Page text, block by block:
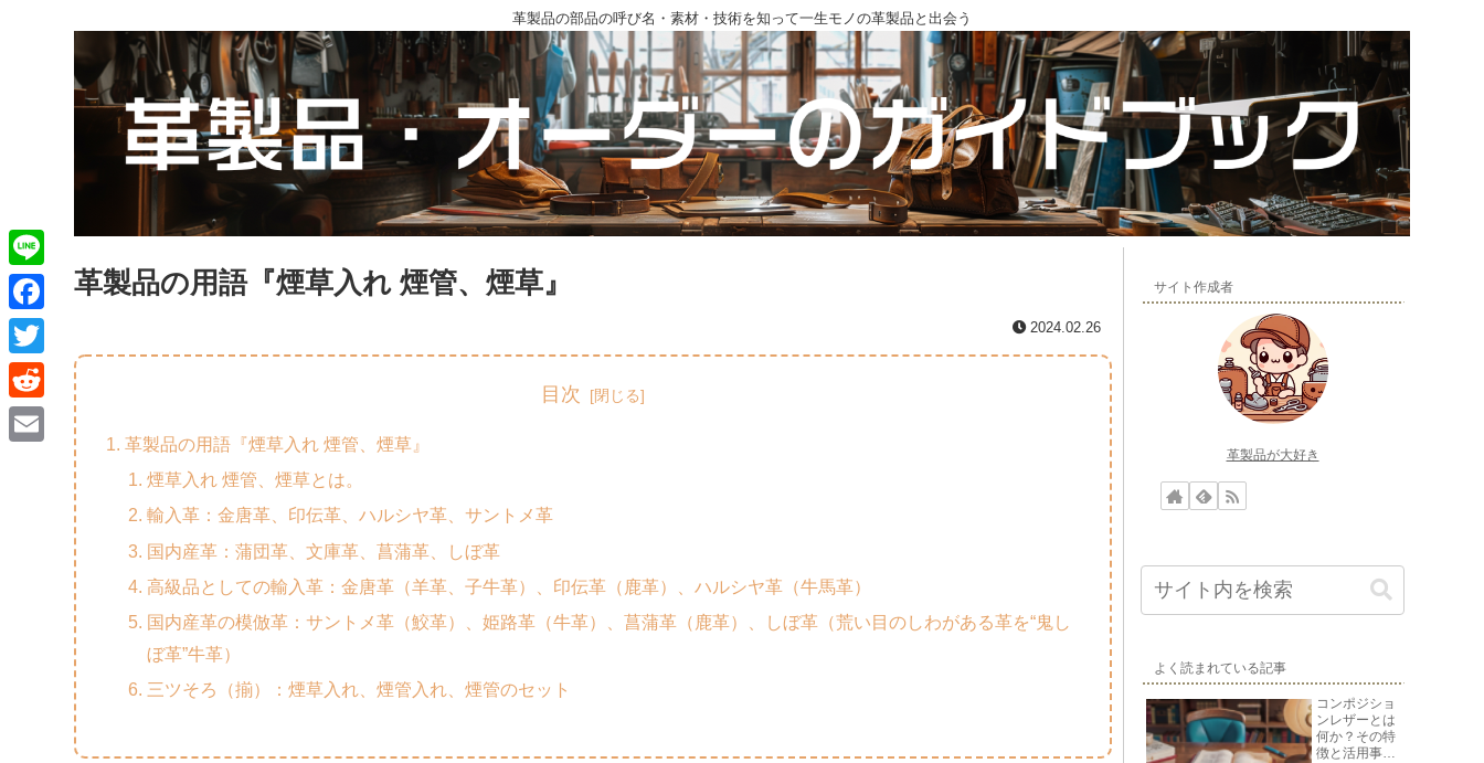
革製品の部品の呼び名・素材・技術を知って一生モノの革製品と出会う
革製品の用語『煙草入れ 煙管、煙草』
2024.02.26
目次
革製品の用語『煙草入れ 煙管、煙草』
煙草入れ 煙管、煙草とは。
輸入革：金唐革、印伝革、ハルシヤ革、サントメ革
国内産革：蒲団革、文庫革、菖蒲革、しぼ革
高級品としての輸入革：金唐革（羊革、子牛革）、印伝革（鹿革）、ハルシヤ革（牛馬革）
国内産革の模倣革：サントメ革（鮫革）、姫路革（牛革）、菖蒲革（鹿革）、しぼ革（荒い目のしわがある革を“鬼し
ぼ革”牛革）
三ツそろ（揃）：煙草入れ、煙管入れ、煙管のセット
サイト作成者
革製品が大好き
よく読まれている記事
コンポジショ
ンレザーとは
何か？その特
徴と活用事例
L
i
n
e
F
a
c
e
T
w
i
R